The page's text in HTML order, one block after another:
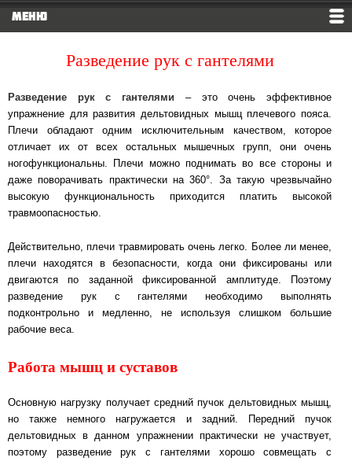
МЕНЮ
Разведение рук с гантелями
Разведение рук с гантелями – это очень эффективное
упражнение для развития дельтовидных мышц плечевого пояса.
Плечи обладают одним исключительным качеством, которое
отличает их от всех остальных мышечных групп, они очень
ногофункциональны. Плечи можно поднимать во все стороны и
даже поворачивать практически на 360°. За такую чрезвычайно
высокую функциональность приходится платить высокой
травмоопасностью.
Действительно, плечи травмировать очень легко. Более ли менее,
плечи находятся в безопасности, когда они фиксированы или
двигаются по заданной фиксированной амплитуде. Поэтому
разведение рук с гантелями необходимо выполнять
подконтрольно и медленно, не используя слишком большие
рабочие веса.
Работа мышц и суставов
Основную нагрузку получает средний пучок дельтовидных мышц,
но также немного нагружается и задний. Передний пучок
дельтовидных в данном упражнении практически не участвует,
поэтому разведение рук с гантелями хорошо совмещать с